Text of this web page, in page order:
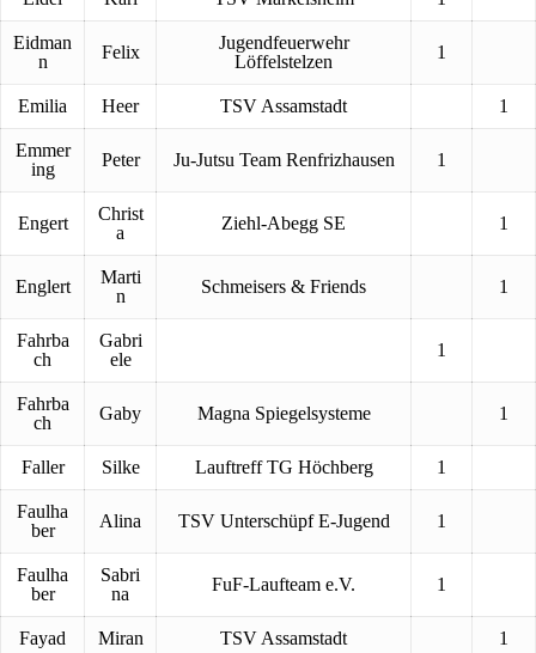
Eidman
n
Felix
Jugendfeuerwehr
Löffelstelzen
1
Emilia Heer TSV Assamstadt 1
Emmer
ing
Peter Ju-Jutsu Team Renfrizhausen 1
Engert
Christ
a
Ziehl-Abegg SE 1
Englert
Marti
n
Schmeisers & Friends 1
Fahrba
ch
Gabri
ele
1
Fahrba
ch
Gaby Magna Spiegelsysteme 1
Faller Silke Lauftreff TG Höchberg 1
Faulha
ber
Alina TSV Unterschüpf E-Jugend 1
Faulha
ber
Sabri
na
FuF-Laufteam e.V. 1
Fayad Miran TSV Assamstadt 1